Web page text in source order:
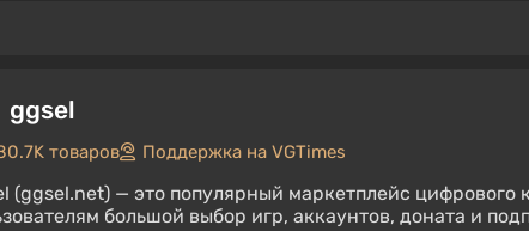
ggsel
товаров Поддержка на VGTimes
(ggsel.net) — это популярный маркетплейс цифрового
большой выбор игр, аккаунтов, доната и